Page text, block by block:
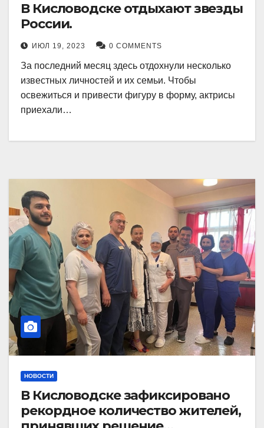
В Кисловодске отдыхают звезды
России.
ИЮЛ 19, 2023 0 COMMENTS
За последний месяц здесь отдохнули несколько
известных личностей и их семьи. Чтобы
освежиться и привести фигуру в форму, актрисы
приехали…
НОВОСТИ
В Кисловодске зафиксировано
рекордное количество жителей,